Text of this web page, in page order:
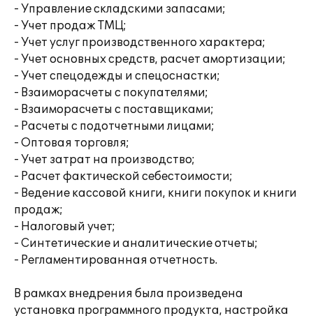
- Управление складскими запасами;
- Учет продаж ТМЦ;
- Учет услуг производственного характера;
- Учет основных средств, расчет амортизации;
- Учет спецодежды и спецоснастки;
- Взаиморасчеты с покупателями;
- Взаиморасчеты с поставщиками;
- Расчеты с подотчетными лицами;
- Оптовая торговля;
- Учет затрат на производство;
- Расчет фактической себестоимости;
- Ведение кассовой книги, книги покупок и книги
продаж;
- Налоговый учет;
- Синтетические и аналитические отчеты;
- Регламентированная отчетность.
В рамках внедрения была произведена
установка программного продукта, настройка